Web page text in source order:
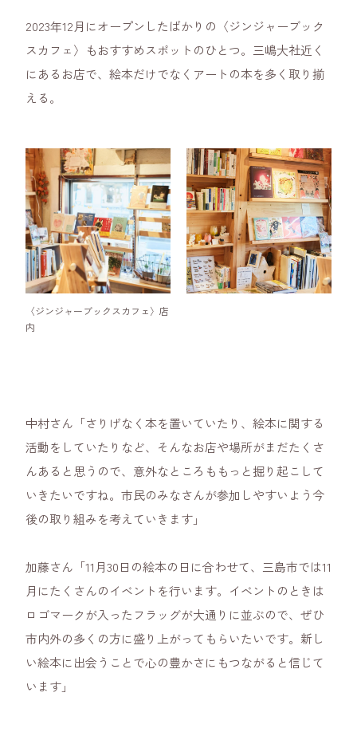
2023年12月にオープンしたばかりの〈ジンジャーブック
スカフェ〉もおすすめスポットのひとつ。三嶋大社近く
にあるお店で、絵本だけでなくアートの本を多く取り揃
える。
〈ジンジャーブックスカフェ〉店
内
中村さん「さりげなく本を置いていたり、絵本に関する
活動をしていたりなど、そんなお店や場所がまだたくさ
んあると思うので、意外なところももっと掘り起こして
いきたいですね。市民のみなさんが参加しやすいよう今
後の取り組みを考えていきます」
加藤さん「11月30日の絵本の日に合わせて、三島市では11
月にたくさんのイベントを行います。イベントのときは
ロゴマークが入ったフラッグが大通りに並ぶので、ぜひ
市内外の多くの方に盛り上がってもらいたいです。新し
い絵本に出会うことで心の豊かさにもつながると信じて
います」